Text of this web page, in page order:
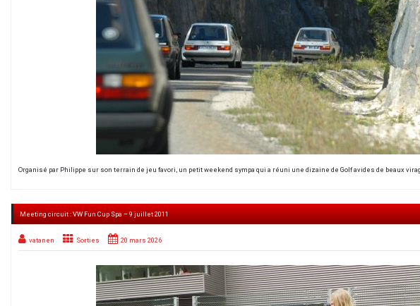
Organisé par Philippe sur son terrain de jeu favori, un petit weekend sympa qui a réuni une dizaine de Golf avides de beaux
Meeting circuit : VW Fun Cup Spa – 9 juillet 2011
vatanen Sorties 20 mars 2026